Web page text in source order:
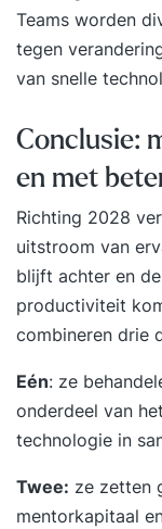
Teams worden
tegen
van snelle
Conclusie:
en met
Richting 2028
uitstroom van
blijft achter en
productiviteit
combineren drie
Eén: ze
onderdeel van
technologie in
Twee: ze zetten
mentorkapitaal